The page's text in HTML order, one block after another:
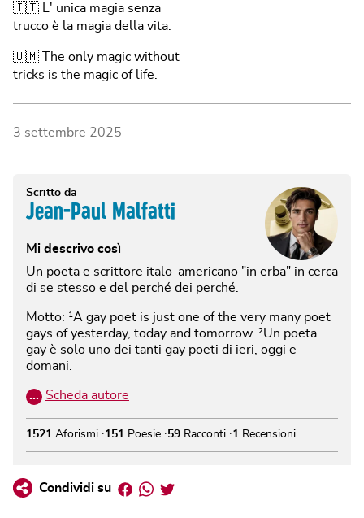
🇮🇹 L' unica magia senza
trucco è la magia della vita.
🇺🇲 The only magic without
tricks is the magic of life.
3 settembre 2025
Scritto da
Jean-Paul Malfatti
Mi descrivo così
Un poeta e scrittore italo-americano "in erba" in cerca
di se stesso e del perché dei perché.
Motto: ¹A gay poet is just one of the very many poet
gays of yesterday, today and tomorrow. ²Un poeta
gay è solo uno dei tanti gay poeti di ieri, oggi e
domani.
… Scheda autore
1521 Aforismi 151 Poesie 59 Racconti 1 Recensioni
Condividi su Facebook
Whatsapp
Twitter